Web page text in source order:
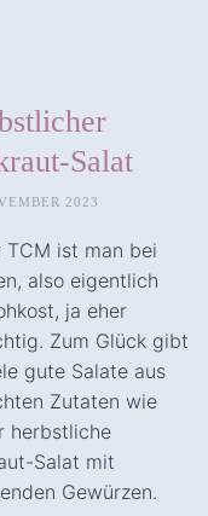
Salat
2023
TCM ist man bei
also eigentlich
ja eher
Zum Glück gibt
gute Salate aus
Zutaten wie
herbstliche
Salat mit
Gewürzen.